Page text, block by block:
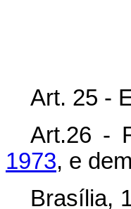
Art. 25 -
Art.26 -
1973, e
Brasília,